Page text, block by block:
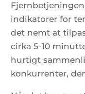
indikatorer for
det nemt at
cirka 5-10
hurtigt
konkurrenter,